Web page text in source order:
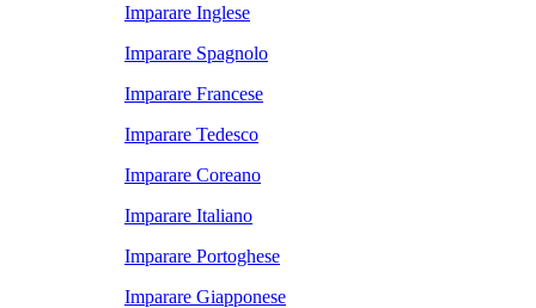
Imparare Inglese
Imparare Spagnolo
Imparare Francese
Imparare Tedesco
Imparare Coreano
Imparare Italiano
Imparare Portoghese
Imparare Giapponese